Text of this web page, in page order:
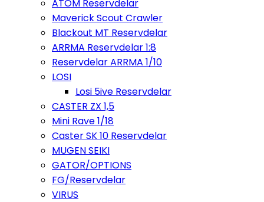
ATOM Reservdelar
Maverick Scout Crawler
Blackout MT Reservdelar
ARRMA Reservdelar 1:8
Reservdelar ARRMA 1/10
LOSI
Losi 5ive Reservdelar
CASTER ZX 1,5
Mini Rave 1/18
Caster SK 10 Reservdelar
MUGEN SEIKI
GATOR/OPTIONS
FG/Reservdelar
VIRUS